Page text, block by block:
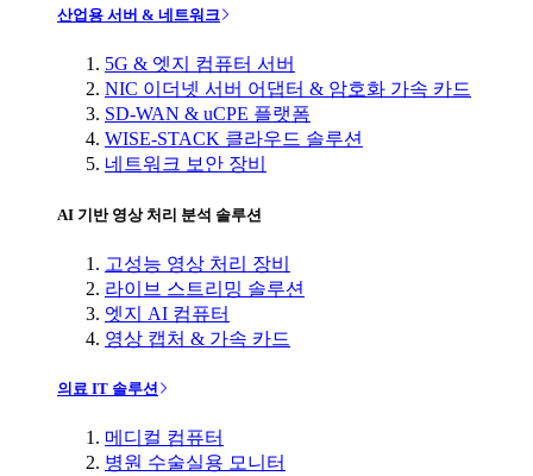
산업용 서버 & 네트워크
5G & 엣지 컴퓨터 서버
NIC 이더넷 서버 어댑터 & 암호화 가속 카드
SD-WAN & uCPE 플랫폼
WISE-STACK 클라우드 솔루션
네트워크 보안 장비
AI 기반 영상 처리 분석 솔루션
고성능 영상 처리 장비
라이브 스트리밍 솔루션
엣지 AI 컴퓨터
영상 캡처 & 가속 카드
의료 IT 솔루션
메디컬 컴퓨터
병원 수술실용 모니터